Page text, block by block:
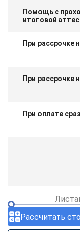
Рассчитать
Помощь с
итоговой
При рассрочке
При рассрочке
При оплате